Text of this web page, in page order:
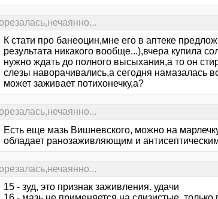
К стати про банеоцин,мне его в аптеке
результата никакого вообще...),вчера купила
нужно ждать до полного высыхания,а то он
слезы наворачивались,а сегодня намазалась
может заживает потихонечку,а?
Есть еще мазь Вишневского, можно на
обладает ранозаживляющим и
15 - зуд, это признак заживления. удачи